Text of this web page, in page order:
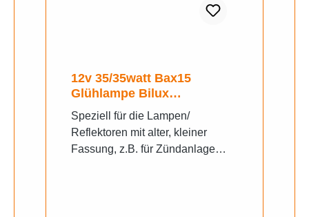
12v 35/35watt Bax15
Glühlampe Bilux
Scheinwerfer
Speziell für die Lampen/
Reflektoren mit alter, kleiner
Fassung, z.B. für Zündanlage